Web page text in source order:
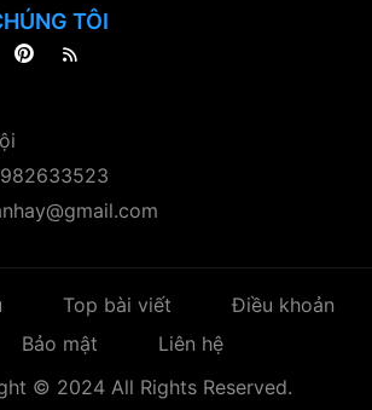
TÔI
Top bài viết
Điều khoản
Bảo mật
Liên hệ
© 2024 All Rights Reserved.